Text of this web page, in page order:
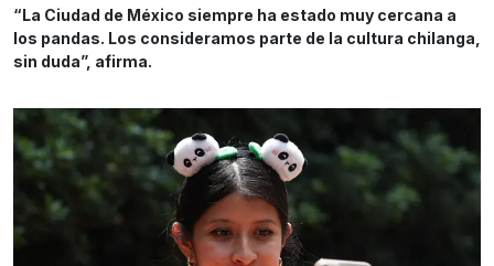
“La Ciudad de México siempre ha estado muy cercana a
los pandas. Los consideramos parte de la cultura chilanga,
sin duda”, afirma.